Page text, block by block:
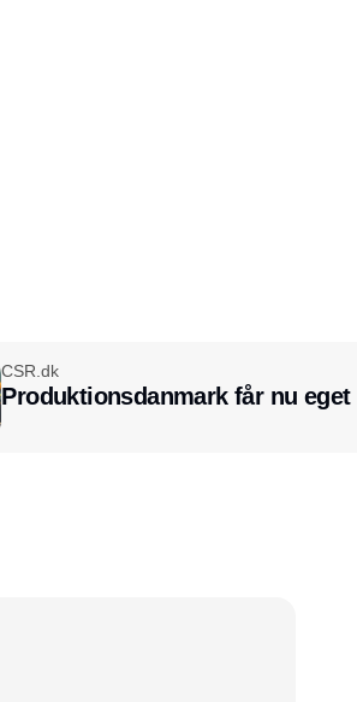
CSR.dk
Produktionsdanmark får nu eget